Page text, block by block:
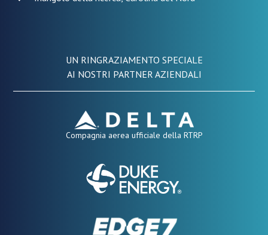
UN RINGRAZIAMENTO SPECIALE
AI NOSTRI PARTNER AZIENDALI
Compagnia aerea ufficiale della RTRP